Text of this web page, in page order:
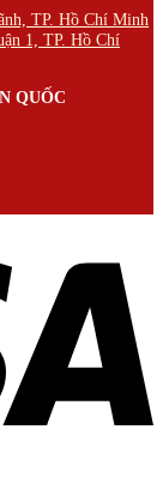
TP. Hồ Chí Minh
1, TP. Hồ Chí
QUỐC